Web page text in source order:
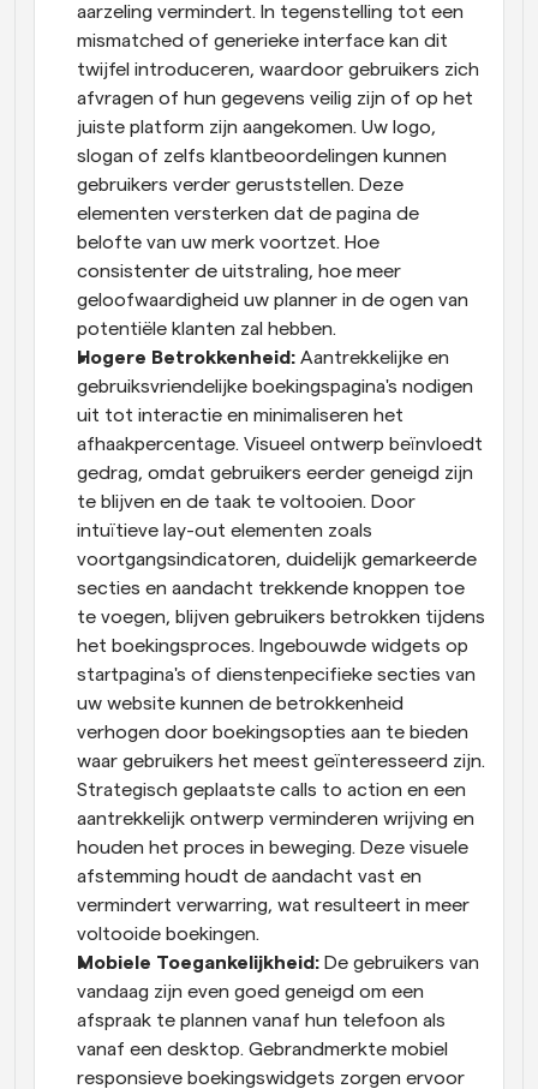
aarzeling vermindert. In tegenstelling tot een
mismatched of generieke interface kan dit
twijfel introduceren, waardoor gebruikers zich
afvragen of hun gegevens veilig zijn of op het
juiste platform zijn aangekomen. Uw logo,
slogan of zelfs klantbeoordelingen kunnen
gebruikers verder geruststellen. Deze
elementen versterken dat de pagina de
belofte van uw merk voortzet. Hoe
consistenter de uitstraling, hoe meer
geloofwaardigheid uw planner in de ogen van
potentiële klanten zal hebben.
Hogere Betrokkenheid: Aantrekkelijke en
gebruiksvriendelijke boekingspagina's nodigen
uit tot interactie en minimaliseren het
afhaakpercentage. Visueel ontwerp beïnvloedt
gedrag, omdat gebruikers eerder geneigd zijn
te blijven en de taak te voltooien. Door
intuïtieve lay-out elementen zoals
voortgangsindicatoren, duidelijk gemarkeerde
secties en aandacht trekkende knoppen toe
te voegen, blijven gebruikers betrokken tijdens
het boekingsproces. Ingebouwde widgets op
startpagina's of dienstenpecifieke secties van
uw website kunnen de betrokkenheid
verhogen door boekingsopties aan te bieden
waar gebruikers het meest geïnteresseerd zijn.
Strategisch geplaatste calls to action en een
aantrekkelijk ontwerp verminderen wrijving en
houden het proces in beweging. Deze visuele
afstemming houdt de aandacht vast en
vermindert verwarring, wat resulteert in meer
voltooide boekingen.
Mobiele Toegankelijkheid: De gebruikers van
vandaag zijn even goed geneigd om een
afspraak te plannen vanaf hun telefoon als
vanaf een desktop. Gebrandmerkte mobiel
responsieve boekingswidgets zorgen ervoor